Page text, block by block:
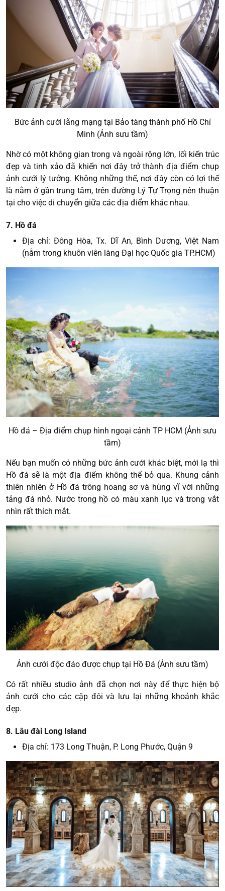
Bức ảnh cưới lãng mạng tại Bảo tàng thành phố Hồ Chí
Minh (Ảnh sưu tầm)
Nhờ có một không gian trong và ngoài rộng lớn, lối kiến trúc
đẹp và tinh xảo đã khiến nơi đây trở thành địa điểm chụp
ảnh cưới lý tưởng. Không những thế, nơi đây còn có lợi thế
là nằm ở gần trung tâm, trên đường Lý Tự Trọng nên thuận
tại cho việc di chuyển giữa các địa điểm khác nhau.
7. Hồ đá
Địa chỉ: Đông Hòa, Tx. Dĩ An, Bình Dương, Việt Nam
(nằm trong khuôn viên làng Đại học Quốc gia TP.HCM)
Hồ đá – Địa điểm chụp hình ngoại cảnh TP HCM (Ảnh sưu
tầm)
Nếu bạn muốn có những bức ảnh cưới khác biệt, mới lạ thì
Hồ đá sẽ là một địa điểm không thể bỏ qua. Khung cảnh
thiên nhiên ở Hồ đá trông hoang sơ và hùng vĩ với những
tảng đá nhỏ. Nước trong hồ có màu xanh lục và trong vắt
nhìn rất thích mắt.
Ảnh cưới độc đáo được chụp tại Hồ Đá (Ảnh sưu tầm)
Có rất nhiều studio ảnh đã chọn nơi này để thực hiện bộ
ảnh cưới cho các cặp đôi và lưu lại những khoảnh khắc
đẹp.
8. Lâu đài Long Island
Địa chỉ: 173 Long Thuận, P. Long Phước, Quận 9